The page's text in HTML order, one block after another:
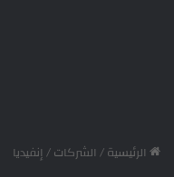
الرئيسية/ الشركات/إنفيديا